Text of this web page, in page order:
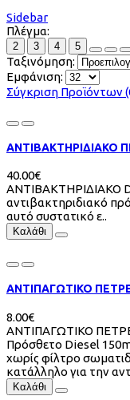
Sidebar
Πλέγμα:
2 3 4 5
Ταξινόμηση:
Εμφάνιση:
Σύγκριση Προϊόντων
ΑΝΤΙΒΑΚΤΗΡΙΔΙΑΚΟ
40.00€
ΑΝΤΙΒΑΚΤΗΡΙΔΙΑΚΟ
αντιβακτηριδιακό
αυτό συστατικό ε..
Καλάθι
ΑΝΤΙΠΑΓΩΤΙΚΟ
8.00€
ΑΝΤΙΠΑΓΩΤΙΚΟ
Πρόσθετο Diesel
χωρίς φίλτρο
κατάλληλο για την
Καλάθι